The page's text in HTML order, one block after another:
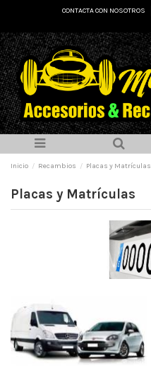
CONTACTA CON NOSOTROS
Inicio Recambios Placas y Matrículas
Placas y Matrículas